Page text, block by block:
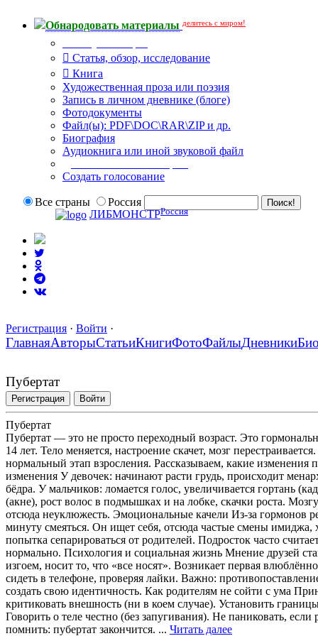
Обнародовать материалы делитесь с миром!
Статья, обзор, исследование
Книга
Художественная проза или поэзия
Запись в личном дневнике (блоге)
Фотодокументы
Файл(ы): PDF\DOC\RAR\ZIP и др.
Биография
Аудиокнига или иной звуковой файл
Создать голосование
Все страны
Россия
ЛИБМОНСТРРоссия
Регистрация · Войти ·
ГлавнаяАвторыСтатьиКнигиФотоФайлыДневники
Пубертат
Регистрация Войти
Пубертат
Пубертат — это не просто переходный возраст. Это
14 лет. Тело меняется, настроение скачет, мозг
нормальный этап взросления. Рассказываем, какие
изменения У девочек: начинают расти грудь, происходит
бёдра. У мальчиков: ломается голос, увеличивается гортань
(акне), рост волос в подмышках и на лобке, скачки роста.
отсюда неуклюжесть. Эмоциональные качели Из-за гормонов
минуту смеяться. Он ищет себя, отсюда частые смены имиджа,
попытка сепарироваться от родителей. Подросток часто
нормально. Психология и социальная жизнь Мнение друзей
изгоем, носит то, что «все носят». Возникает первая
сидеть в телефоне, проверяя лайки. Важно:
создать свою идентичность. Как родителям не сойти с ума
критиковать внешность (ни в коем случае). Установить
Говорить о теле честно (без запугивания). Не паниковать,
помнить: пубертат закончится. ... Читать далее